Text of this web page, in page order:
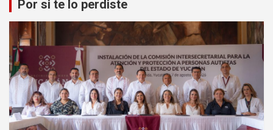
Por si te lo perdiste